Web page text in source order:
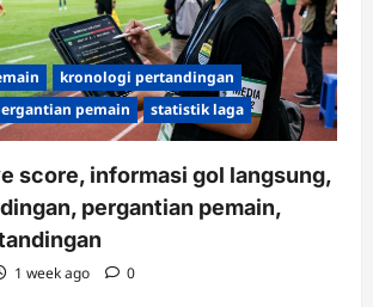
kronologi pertandingan
pemain statistik laga
score, informasi gol langsung,
pergantian pemain,
1 week ago 0